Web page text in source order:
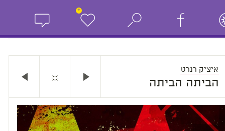
+
איציק רנרט
הביתה הביתה ☼